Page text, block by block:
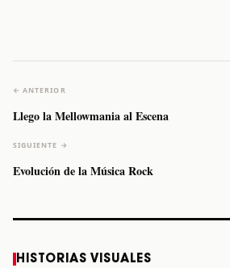
← ANTERIOR
Llego la Mellowmania al Escena
SIGUIENTE →
Evolución de la Música Rock
HISTORIAS VISUALES
Caifanes regresa
a Monterrey el
Fallece Felipe
Staiti, guitarrista